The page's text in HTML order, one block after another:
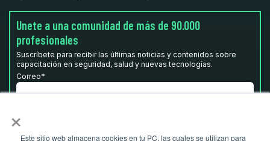
×
Este sitio web almacena cookies en tu PC, las cuales se utilizan para
Unete a una comunidad de más de 90.000
profesionales
Suscríbete para recibir las últimas noticias y contenidos sobre
capacitación en seguridad, salud y nuevas tecnologías.
Correo*